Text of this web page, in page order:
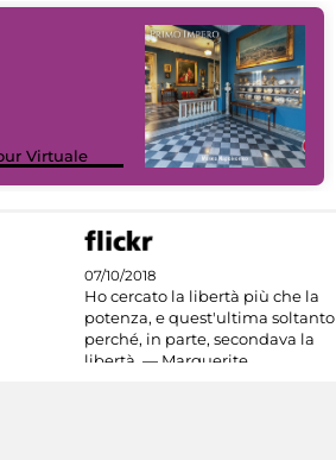
Virtuale
07/10/2018
Ho cercato la libertà più che la
potenza, e quest'ultima soltanto
perché, in parte, secondava la
libertà. — Marguerite